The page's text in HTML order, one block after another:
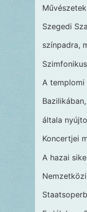
Szegedi
színpadra,
A templomi
általa
Koncertjei
A hazai